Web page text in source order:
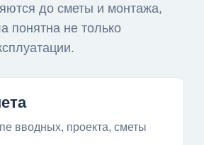
до сметы и монтажа,
понятна не только
вводных, проекта, сметы